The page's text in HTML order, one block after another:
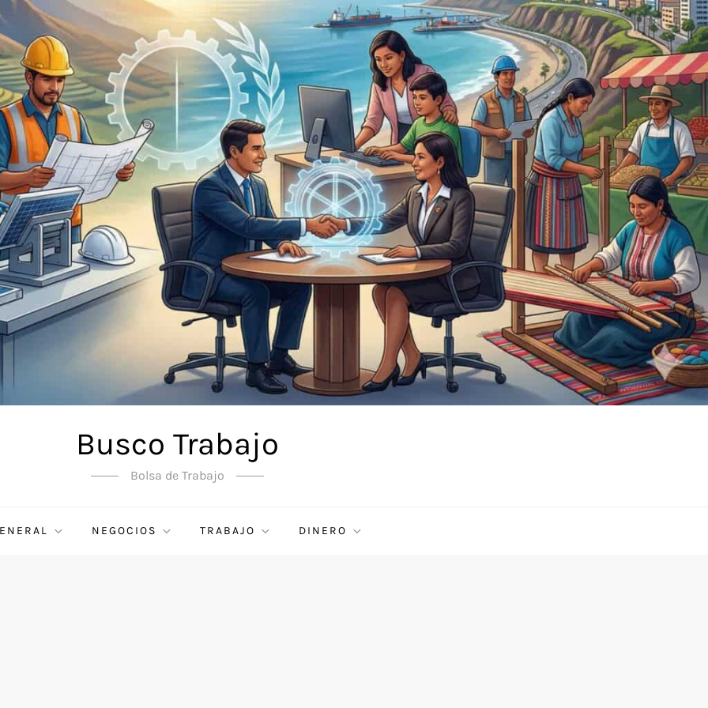
Busco Trabajo
Bolsa de Trabajo
NEGOCIOS TRABAJO DINERO